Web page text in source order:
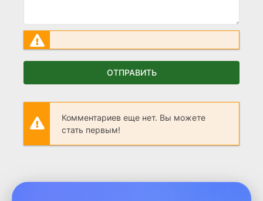
ОТПРАВИТЬ
Комментариев еще нет. Вы можете
стать первым!